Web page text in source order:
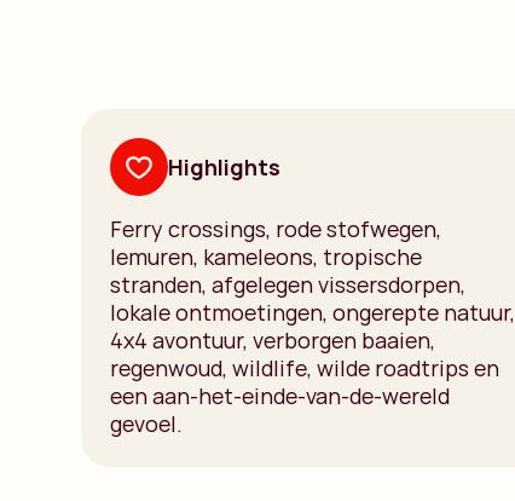
Highlights
Ferry crossings, rode stofwegen,
lemuren, kameleons, tropische
stranden, afgelegen vissersdorpen,
lokale ontmoetingen, ongerepte natuur,
4x4 avontuur, verborgen baaien,
regenwoud, wildlife, wilde roadtrips en
een aan-het-einde-van-de-wereld
gevoel.